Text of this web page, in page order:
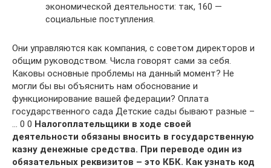
экономической деятельности: так, 160 —
социальные поступления.
Они управляются как компания, с советом директоров и
общим руководством. Числа говорят сами за себя.
Каковы основные проблемы на данный момент? Не
могли бы вы объяснить нам обоснование и
функционирование вашей федерации? Оплата
государственного сада Детские сады бывают разные –
… 0 0 Налогоплательщики в ходе своей
деятельности обязаны вносить в государственную
казну денежные средства. При переводе один из
обязательных реквизитов – это КБК. Как узнать код